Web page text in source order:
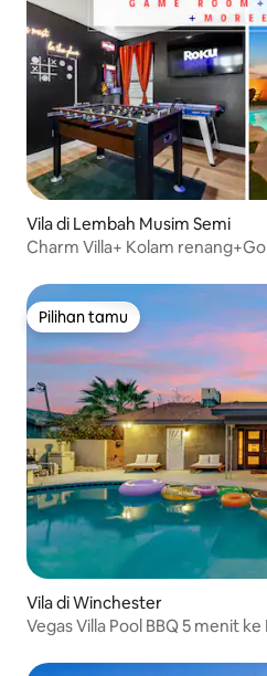
Vila di Lembah Musim Semi
Charm Villa+ Kolam
Pilihan tamu
Pilihan tamu
Vila di Winchester
Vegas Villa Pool BBQ 5 menit ke